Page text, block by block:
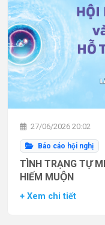
27/06/2026 20:02
Báo cáo hội nghị
TÌNH TRẠNG TỰ
HIẾM MUỘN
+ Xem chi tiết